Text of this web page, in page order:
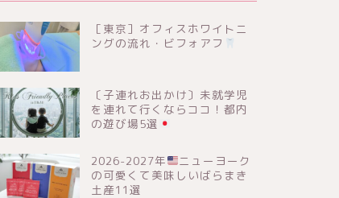
［東京］オフィスホワイトニ
ングの流れ・ビフォアフ
〔子連れお出かけ〕未就学児
を連れて行くならココ！都内
の遊び場5選
2026-2027年
ニューヨーク
の可愛くて美味しいばらまき
土産11選